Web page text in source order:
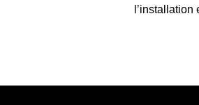
l’installation